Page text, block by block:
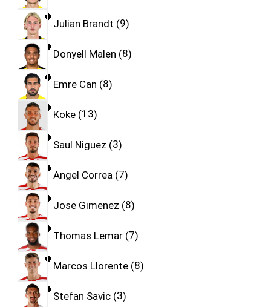
Julian Brandt 9
Donyell Malen 8
Emre Can 8
Koke 13
Saul Niguez 3
Angel Correa 7
Jose Gimenez 8
Thomas Lemar 7
Marcos Llorente 8
Stefan Savic 3